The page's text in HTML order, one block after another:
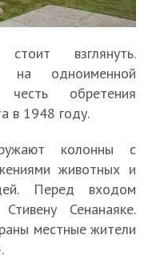
взглянуть.
на одноименной
обретения
в 1948 году.
колонны с
животных и
Перед входом
Сенанаяке.
местные жители